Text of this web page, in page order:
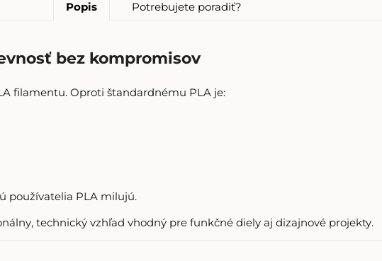
Popis Potrebujete poradiť?
bez kompromisov
filamentu. Oproti štandardnému PLA je:
používatelia PLA milujú.
technický vzhľad vhodný pre funkčné diely aj dizajnové projekty.